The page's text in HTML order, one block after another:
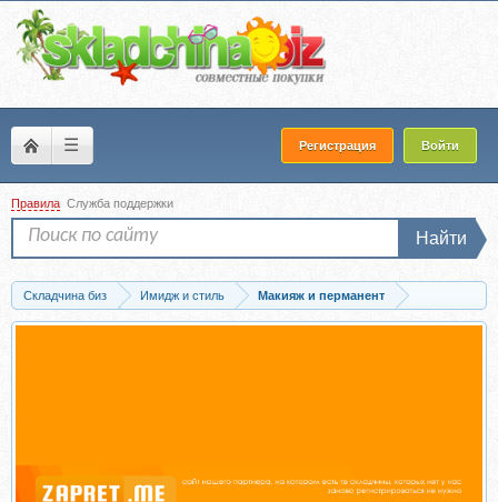
☰ Регистрация Войти
Правила Служба поддержки
Найти
Складчина биз Имидж и стиль
Макияж и перманент
Запись Led system 2.0 (Наташа Жаворонок)